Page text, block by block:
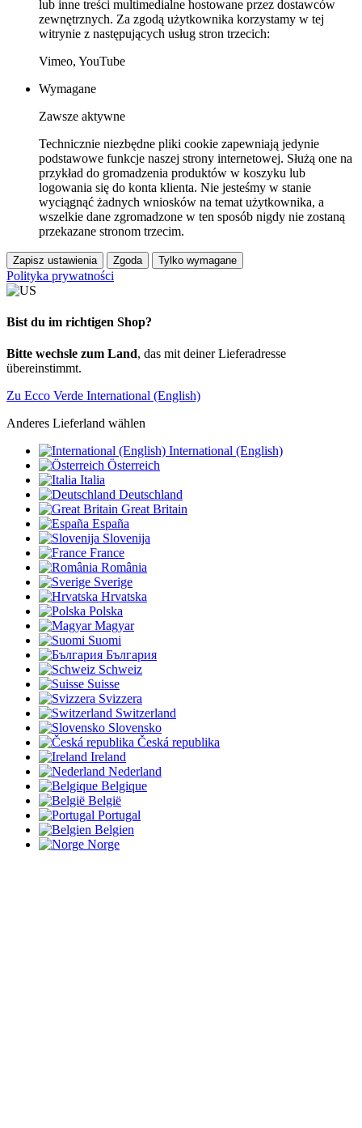
lub inne treści multimedialne hostowane przez dostawców
zewnętrznych. Za zgodą użytkownika korzystamy w tej
witrynie z następujących usług stron trzecich:
Vimeo, YouTube
Wymagane
Zawsze aktywne
Technicznie niezbędne pliki cookie zapewniają jedynie
podstawowe funkcje naszej strony internetowej. Służą one na
przykład do gromadzenia produktów w koszyku lub
logowania się do konta klienta. Nie jesteśmy w stanie
wyciągnąć żadnych wniosków na temat użytkownika, a
wszelkie dane zgromadzone w ten sposób nigdy nie zostaną
przekazane stronom trzecim.
Zapisz ustawienia Zgoda Tylko wymagane
Polityka prywatności
Bist du im richtigen Shop?
Bitte wechsle zum Land, das mit deiner Lieferadresse
übereinstimmt.
Zu Ecco Verde International (English)
Anderes Lieferland wählen
International (English)
Österreich
Italia
Deutschland
Great Britain
España
Slovenija
France
România
Sverige
Hrvatska
Polska
Magyar
Suomi
България
Schweiz
Suisse
Svizzera
Switzerland
Slovensko
Česká republika
Ireland
Nederland
Belgique
België
Portugal
Belgien
Norge